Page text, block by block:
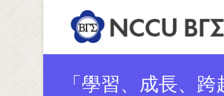
「學習、成長、